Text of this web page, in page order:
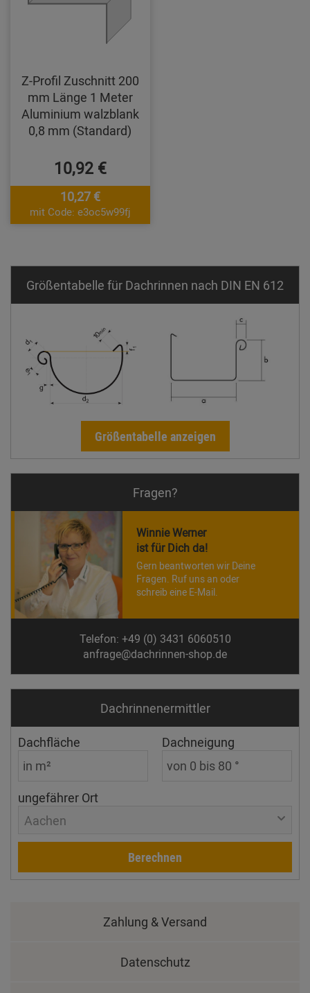
Z-Profil Zuschnitt 200
mm Länge 1 Meter
Aluminium walzblank
0,8 mm (Standard)
10,92 €
10,27 €
mit Code: e3oc5w99fj
Größentabelle für Dachrinnen nach DIN EN 612
Größentabelle anzeigen
Fragen?
Winnie Werner
ist für Dich da!
Gern beantworten wir Deine
Fragen. Ruf uns an oder
schreib eine E-Mail.
Telefon: +49 (0) 3431 6060510
anfrage@dachrinnen-shop.de
Dachrinnen­ermittler
Dachfläche Dachneigung
ungefährer Ort
Aachen
Berechnen
Zahlung & Versand
Datenschutz